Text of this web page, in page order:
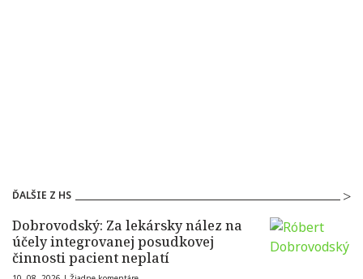
ĎALŠIE Z HS
Dobrovodský: Za lekársky nález na
účely integrovanej posudkovej
činnosti pacient neplatí